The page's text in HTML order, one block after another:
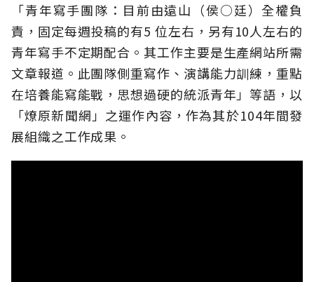
「青年寫手團隊：目前由遠山（侯○廷）全權負
責，固定每週投稿的有5 位左右，另有10人左右的
青年寫手不定期配合。其工作主要是生產網站所需
文章報道。此團隊側重寫作、演講能力訓練，重點
在培養能寫能戰，思想過硬的統派青年」等語，以
「燎原新聞網」之運作內容，作為其於104年間發
展組織之工作成果。